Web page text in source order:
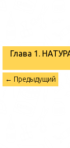
Глава 1.
← Предыдущий